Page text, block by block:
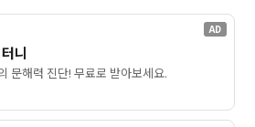
AD
니
문해력 진단! 무료로 받아보세요.